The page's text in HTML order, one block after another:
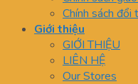
Chính sách đổi
Giới thiệu
GIỚI THIỆU
LIÊN HỆ
Our Stores